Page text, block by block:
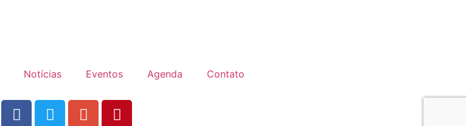
Notícias Eventos Agenda Contato